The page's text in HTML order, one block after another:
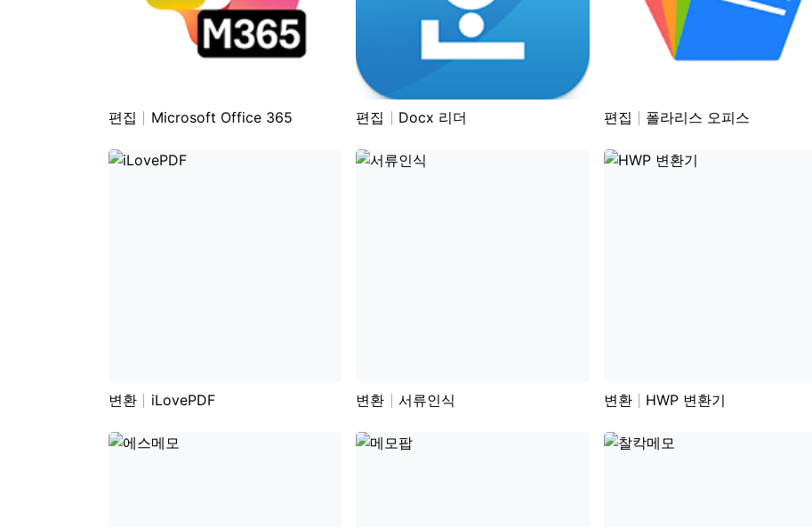
편집 Microsoft Office 365 편집 Docx 리더 편집 폴라리스 오피스
변환 iLovePDF 변환 서류인식 변환 HWP 변환기